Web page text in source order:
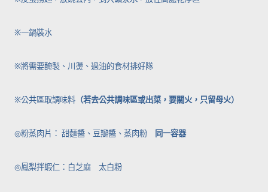
※一鍋裝水
※將需要醃製、川燙、過油的食材排好隊
※公共區取調味料 （若去公共調味區或出菜，要關火，只留母火）
◎粉蒸肉片： 甜麵醬、豆瓣醬、蒸肉粉 同一容器
◎鳳梨拌蝦仁：白芝麻 太白粉